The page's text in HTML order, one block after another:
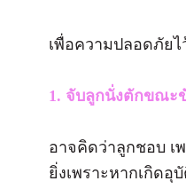
เพื่อความปลอดภัย
1. จับลูกนั่งตักขณะ
อาจคิดว่าลูกชอบ เ
ยิ่งเพราะหากเกิด